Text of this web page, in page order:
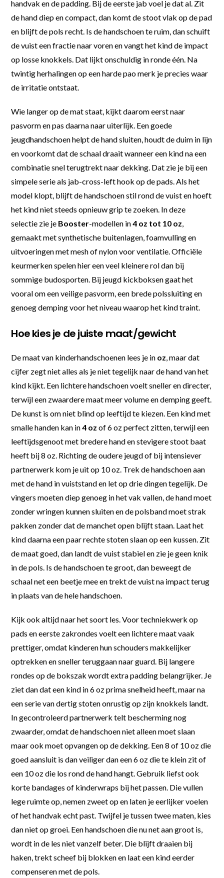
handvak en de padding. Bij de eerste jab voel je dat al. Zit
de hand diep en compact, dan komt de stoot vlak op de pad
en blijft de pols recht. Is de handschoen te ruim, dan schuift
de vuist een fractie naar voren en vangt het kind de impact
op losse knokkels. Dat lijkt onschuldig in ronde één. Na
twintig herhalingen op een harde pao merk je precies waar
de irritatie ontstaat.
Wie langer op de mat staat, kijkt daarom eerst naar
pasvorm en pas daarna naar uiterlijk. Een goede
jeugdhandschoen helpt de hand sluiten, houdt de duim in lijn
en voorkomt dat de schaal draait wanneer een kind na een
combinatie snel terugtrekt naar dekking. Dat zie je bij een
simpele serie als jab-cross-left hook op de pads. Als het
model klopt, blijft de handschoen stil rond de vuist en hoeft
het kind niet steeds opnieuw grip te zoeken. In deze
selectie zie je Booster-modellen in4 oz tot 10 oz,
gemaakt met synthetische buitenlagen, foamvulling en
uitvoeringen met mesh of nylon voor ventilatie. Officiële
keurmerken spelen hier een veel kleinere rol dan bij
sommige budosporten. Bij jeugd kickboksen gaat het
vooral om een veilige pasvorm, een brede polssluiting en
genoeg demping voor het niveau waarop het kind traint.
Hoe kies je de juiste maat/gewicht
De maat van kinderhandschoenen lees je in oz, maar dat
cijfer zegt niet alles als je niet tegelijk naar de hand van het
kind kijkt. Een lichtere handschoen voelt sneller en directer,
terwijl een zwaardere maat meer volume en demping geeft.
De kunst is om niet blind op leeftijd te kiezen. Een kind met
smalle handen kan in4 oz of 6 oz perfect zitten, terwijl een
leeftijdsgenoot met bredere hand en stevigere stoot baat
heeft bij 8 oz. Richting de oudere jeugd of bij intensiever
partnerwerk kom je uit op 10 oz. Trek de handschoen aan
met de hand in vuiststand en let op drie dingen tegelijk. De
vingers moeten diep genoeg in het vak vallen, de hand moet
zonder wringen kunnen sluiten en de polsband moet strak
pakken zonder dat de manchet open blijft staan. Laat het
kind daarna een paar rechte stoten slaan op een kussen. Zit
de maat goed, dan landt de vuist stabiel en zie je geen knik
in de pols. Is de handschoen te groot, dan beweegt de
schaal net een beetje mee en trekt de vuist na impact terug
in plaats van de hele handschoen.
Kijk ook altijd naar het soort les. Voor techniekwerk op
pads en eerste zakrondes voelt een lichtere maat vaak
prettiger, omdat kinderen hun schouders makkelijker
optrekken en sneller teruggaan naar guard. Bij langere
rondes op de bokszak wordt extra padding belangrijker. Je
ziet dan dat een kind in 6 oz prima snelheid heeft, maar na
een serie van dertig stoten onrustig op zijn knokkels landt.
In gecontroleerd partnerwerk telt bescherming nog
zwaarder, omdat de handschoen niet alleen moet slaan
maar ook moet opvangen op de dekking. Een 8 of 10 oz die
goed aansluit is dan veiliger dan een 6 oz die te klein zit of
een 10 oz die los rond de hand hangt. Gebruik liefst ook
korte bandages of kinderwraps bij het passen. Die vullen
lege ruimte op, nemen zweet op en laten je eerlijker voelen
of het handvak echt past. Twijfel je tussen twee maten, kies
dan niet op groei. Een handschoen die nu net aan groot is,
wordt in de les niet vanzelf beter. Die blijft draaien bij
haken, trekt scheef bij blokken en laat een kind eerder
compenseren met de pols.